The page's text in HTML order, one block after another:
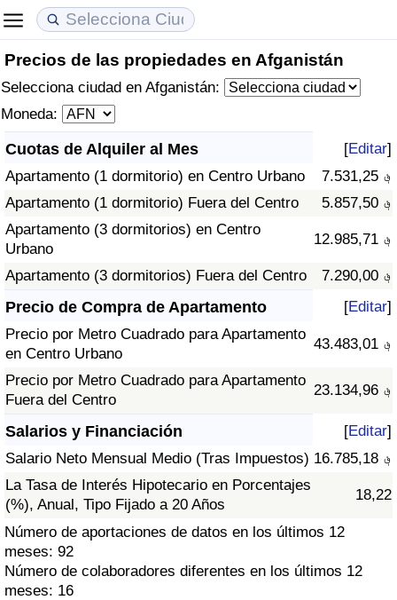
Precios de las propiedades en Afganistán
Selecciona ciudad en Afganistán:
Moneda:
Cuotas de Alquiler al Mes [Editar]
Apartamento (1 dormitorio) en Centro Urbano
7.531,25 ؋
Apartamento (1 dormitorio) Fuera del Centro
5.857,50 ؋
Apartamento (3 dormitorios) en Centro
Urbano
12.985,71 ؋
Apartamento (3 dormitorios) Fuera del Centro 7.290,00 ؋
Precio de Compra de Apartamento [Editar]
Precio por Metro Cuadrado para Apartamento
en Centro Urbano
43.483,01 ؋
Precio por Metro Cuadrado para Apartamento
Fuera del Centro
23.134,96 ؋
Salarios y Financiación [Editar]
Salario Neto Mensual Medio (Tras Impuestos)
16.785,18 ؋
La Tasa de Interés Hipotecario en Porcentajes
(%), Anual, Tipo Fijado a 20 Años
18,22
Número de aportaciones de datos en los últimos 12
meses: 92
Número de colaboradores diferentes en los últimos 12
meses: 16
Coste de vida
Índice de Costo de Vida (Actual)
Índice de Costo de Vida
Índice de costo de vida por país
en aqaba
Precios de las propiedades
Índice de Precios de Inmuebles (Actual)
Índice de Precios de Inmuebles
Índice de Precios de Inmuebles por País
Calidad de Vida
Índice de Calidad de Vida
Índice de Calidad de Vida (Actual)
Índice de calidad de vida por país
Delincuencia
(Actual)
Índice de Criminalidad
Índice de criminalidad por país
Sanidad
Índice de Sanidad (Actual)
Índice de Sanidad
Índice de Sanidad por País